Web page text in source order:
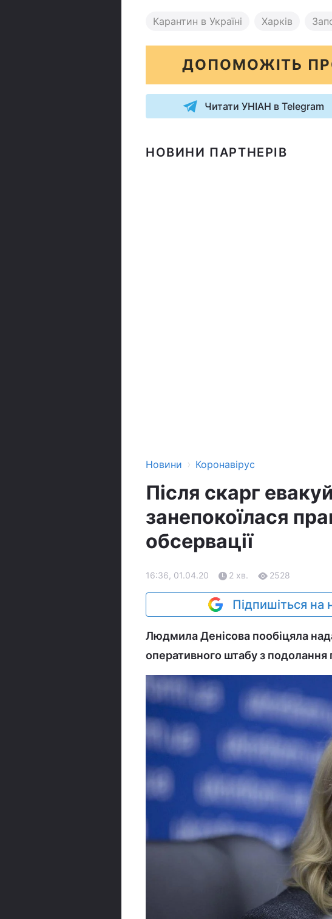
Карантин в Україні Харків
ДОПОМОЖІТЬ
Читати УНІАН в Telegram
НОВИНИ ПАРТНЕРІВ
Новини › Коронавірус
Після скарг
занепокоїлася
обсервації
16:36, 01.04.20 2 хв. 2528
Підпишіться на
Людмила Денісова пообіцяла
оперативного штабу з подолання